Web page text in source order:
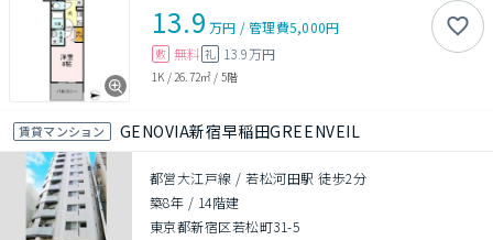
13.9 万円 /管理費5,000円
敷 無料 礼 13.9万円
1K / 26.72㎡ / 5階
賃貸マンション GENOVIA新宿早稲田GREENVEIL
都営大江戸線 / 若松河田駅 徒歩2分
築8年 / 14階建
東京都新宿区若松町31-5